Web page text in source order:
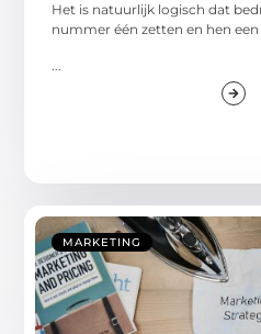
Het is natuurlijk logisch dat
nummer één zetten en hen een
MARKETING